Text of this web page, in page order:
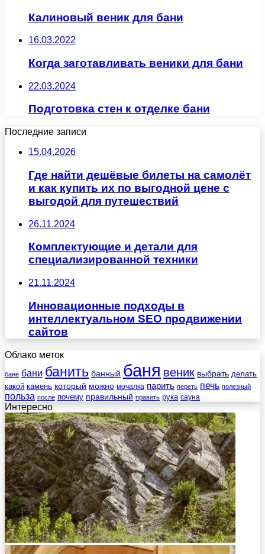
Калиновый веник для бани
16.03.2022
Когда заготавливать веники для бани
22.03.2024
Подготовка стен к отделке бани
Последние записи
15.04.2026
Где найти дешёвые билеты на самолёт
и как купить их по выгодной цене с
выгодой для путешествий
26.11.2024
Комплектующие и детали для
специализированной техники
21.11.2024
Инновационные подходы в
интеллектуальном SEO продвижении
сайтов
Облако меток
бане бани банить банный баня веник выбрать делать
какой камень который можно мочалка парить переть печь полезный
польза после почему правильный править рука сауна
Интересно